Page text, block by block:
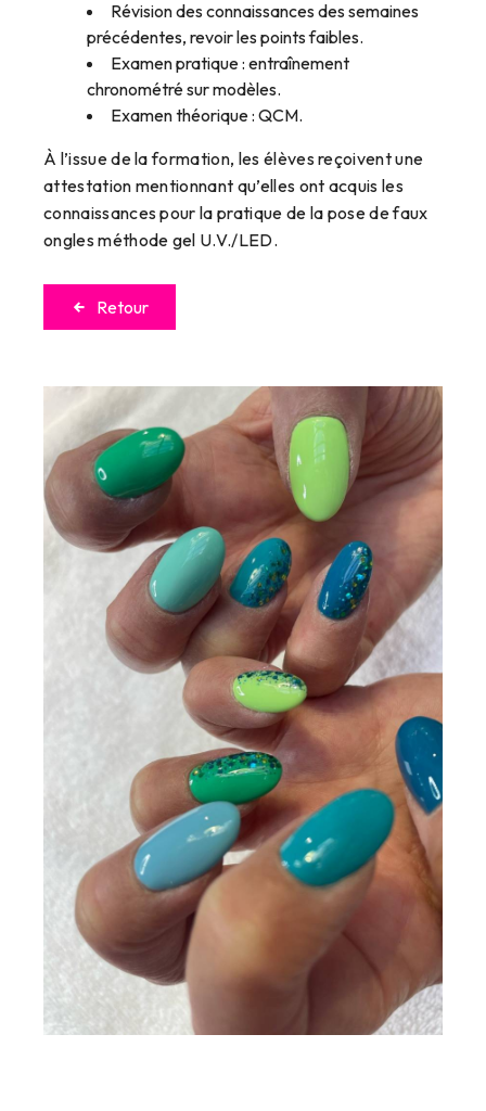
Révision des connaissances des semaines
précédentes, revoir les points faibles.
Examen pratique : entraînement
chronométré sur modèles.
Examen théorique : QCM.
À l’issue de la formation, les élèves reçoivent une
attestation mentionnant qu’elles ont acquis les
connaissances pour la pratique de la pose de faux
ongles méthode gel U.V./LED.
Retour